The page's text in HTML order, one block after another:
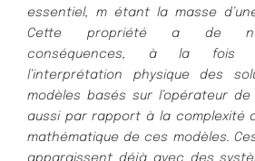
essentiel, m étant la masse
Cette propriété a de
conséquences, à la fois
l’interprétation physique des
modèles basés sur l’opérateur de
aussi par rapport à la complexité
mathématique de ces modèles.